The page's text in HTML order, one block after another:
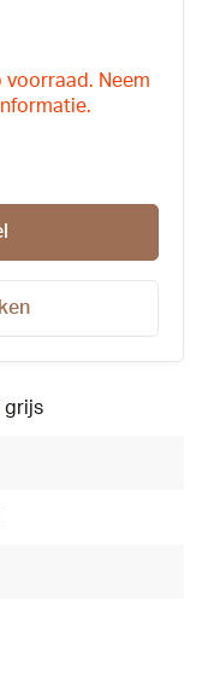
voorraad. Neem
grijs